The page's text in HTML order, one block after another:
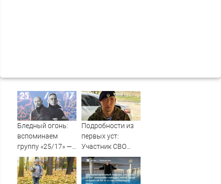
Бледный огонь:
вспоминаем
группу «25/17» —
великую и (часто)
ужасную
Подробности из
первых уст:
Участник СВО
рассказал, что
спасло его в
схватке с